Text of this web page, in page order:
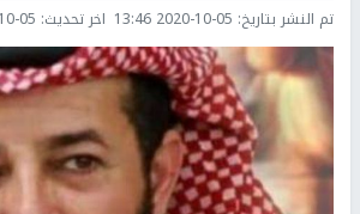
تم النشر بتاريخ: 2020-10-05 13:46 اخر تحديث: 14:55